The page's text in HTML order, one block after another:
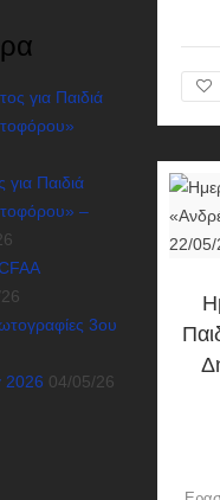
για Παιδιά
Παιδιά
–
3ου
2026 04/05/26